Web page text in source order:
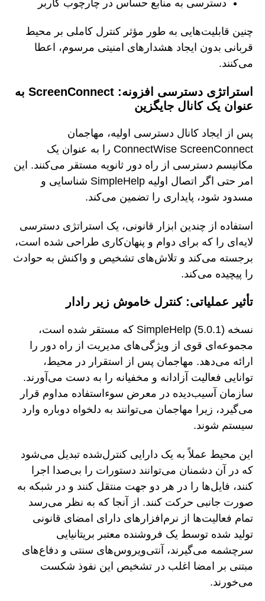
دسترسی به منابع حساس در چارچوب کاربر
چنین قابلیت‌هایی به طور مؤثر کنترل کاملی بر محیط
قربانی بدون ایجاد هشدارهای امنیتی مرسوم، اعطا
می‌کنند.
استراتژی دسترسی افزونه: ScreenConnect به
عنوان یک کانال جایگزین
پس از ایجاد کانال دسترسی اولیه، مهاجمان
ConnectWise ScreenConnect را به عنوان یک
مکانیسم دسترسی از راه دور ثانویه مستقر می‌کنند. این
امر حتی اگر اتصال اولیه SimpleHelp شناسایی و
مسدود شود، پایداری را تضمین می‌کند.
استفاده از چندین ابزار قانونی، یک استراتژی دسترسی
لایه‌ای را که برای دوام و پنهان‌کاری طراحی شده است،
برجسته می‌کند و تلاش‌های تشخیص و واکنش به حوادث
را پیچیده می‌کند.
تأثیر عملیاتی: کنترل خاموش زیر رادار
نسخه SimpleHelp (5.0.1) که مستقر شده است،
مجموعه‌ای قوی از ویژگی‌های مدیریت از راه دور را
ارائه می‌دهد. مهاجمان پس از استقرار در محیط،
توانایی فعالیت آزادانه و مخفیانه را به دست می‌آورند.
سازمان آسیب‌دیده در معرض سوءاستفاده مداوم قرار
می‌گیرد، زیرا مهاجمان می‌توانند به دلخواه دوباره وارد
سیستم شوند.
این محیط عملاً به یک دارایی کنترل‌شده تبدیل می‌شود
که در آن دشمنان می‌توانند دستورات را بی‌صدا اجرا
کنند، فایل‌ها را در هر دو جهت منتقل کنند و در شبکه به
صورت جانبی حرکت کنند. از آنجا که به نظر می‌رسد
تمام فعالیت‌ها از نرم‌افزارهای دارای امضای قانونی
تولید شده توسط یک فروشنده معتبر بریتانیایی
سرچشمه می‌گیرند، آنتی‌ویروس‌های سنتی و دفاع‌های
مبتنی بر امضا اغلب در تشخیص این نفوذ شکست
می‌خورند.